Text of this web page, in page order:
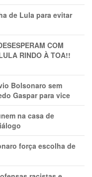
de Lula para evitar
COM
RINDO À TOA!!
Bolsonaro sem
Gaspar para vice
na casa de
força escolha de